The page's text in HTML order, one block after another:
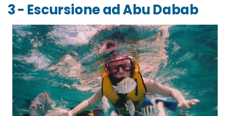
3 - Escursione ad Abu Dabab